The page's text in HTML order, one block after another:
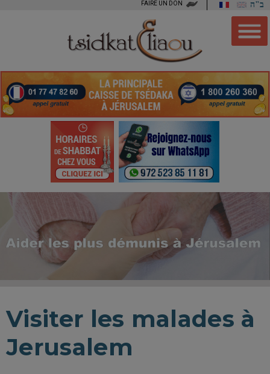
ב"ה FAIRE UN DON
Visiter les malades à
Jerusalem